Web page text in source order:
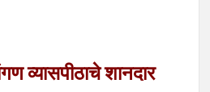
व्यासपीठाचे शानदार